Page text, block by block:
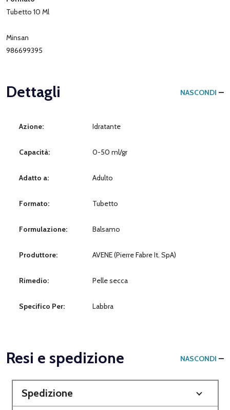
Tubetto 10 Ml
Minsan
986699395
Dettagli NASCONDI
Azione: Idratante
Capacità: 0-50 ml/gr
Adatto a: Adulto
Formato: Tubetto
Formulazione: Balsamo
Produttore: AVENE (Pierre Fabre It. SpA)
Rimedio: Pelle secca
Specifico Per: Labbra
Resi e spedizione NASCONDI
Spedizione